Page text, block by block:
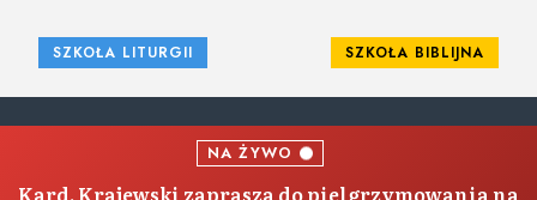
SZKOŁA LITURGII SZKOŁA BIBLIJNA
NA ŻYWO
Kard. Krajewski zaprasza do pielgrzymowania na